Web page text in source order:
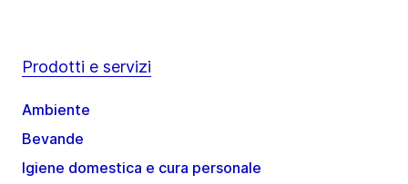
Prodotti e servizi
Ambiente
Bevande
Igiene domestica e cura personale